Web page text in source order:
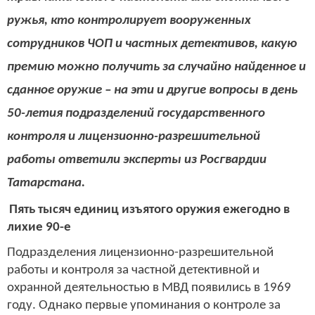
ружья, кто контролирует вооруженных
сотрудников ЧОП и частных детективов, какую
премию можно получить за случайно найденное и
сданное оружие – на эти и другие вопросы в день
50-летия подразделений государственного
контроля и лицензионно-разрешительной
работы ответили эксперты из Росгвардии
Татарстана.
Пять тысяч единиц изъятого оружия ежегодно в
лихие 90-е
Подразделения лицензионно-разрешительной
работы и контроля за частной детективной и
охранной деятельностью в МВД появились в 1969
году. Однако первые упоминания о контроле за